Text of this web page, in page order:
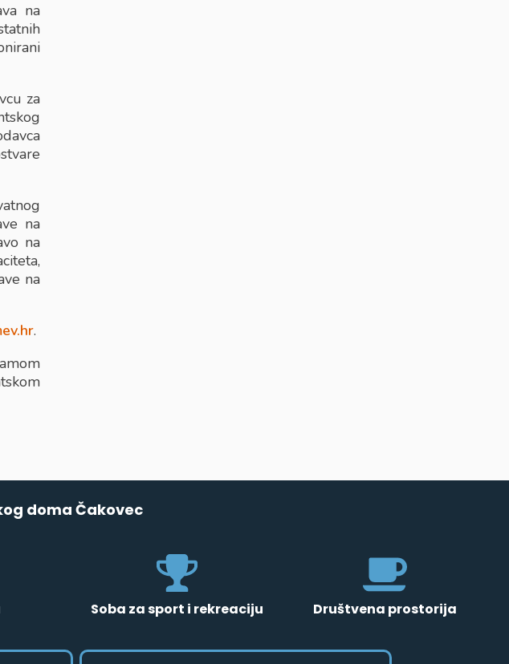
na
za
na
na
na
.
doma Čakovec
Soba za sport i rekreaciju Društvena prostorija